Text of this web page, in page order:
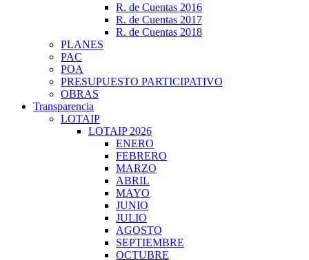
R. de Cuentas 2016
R. de Cuentas 2017
R. de Cuentas 2018
PLANES
PAC
POA
PRESUPUESTO PARTICIPATIVO
OBRAS
Transparencia
LOTAIP
LOTAIP 2026
ENERO
FEBRERO
MARZO
ABRIL
MAYO
JUNIO
JULIO
AGOSTO
SEPTIEMBRE
OCTUBRE